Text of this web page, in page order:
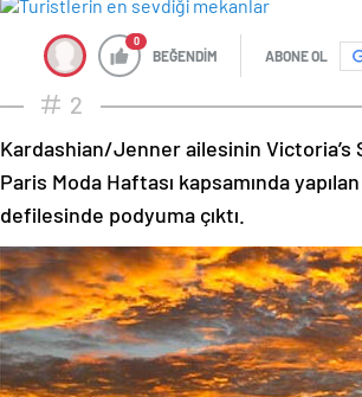
0
BEĞENDİM ABONE OL
2
Kardashian/Jenner ailesinin
Paris Moda Haftası kapsamında
defilesinde podyuma çıktı.